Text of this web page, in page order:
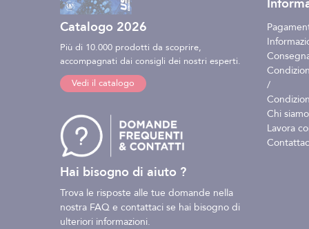
Catalogo 2026
Più di 10.000 prodotti da scoprire,
accompagnati dai consigli dei nostri esperti.
Vedi il catalogo
Hai bisogno di aiuto ?
Trova le risposte alle tue domande nella
nostra FAQ e contattaci se hai bisogno di
ulteriori informazioni.
/
Chi siamo
Lavora